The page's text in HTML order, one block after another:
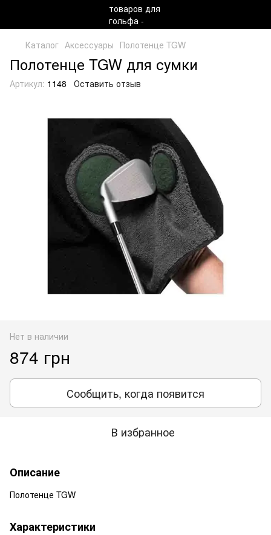
Каталог Аксессуары Полотенце TGW
Полотенце TGW для сумки
Артикул: 1148 Оставить отзыв
Нет в наличии
874 грн
Сообщить, когда появится
В избранное
Описание
Полотенце TGW
Характеристики